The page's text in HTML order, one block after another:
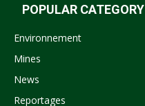
POPULAR CATEGORY
Environnement
Mines
News
Reportages